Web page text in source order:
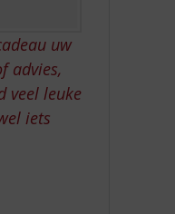
uw
advies,
veel leuke
iets